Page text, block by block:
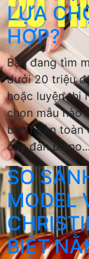
LỰA
HỢP?
Bạn đang tìm
dưới 20 triệu
hoặc luyện thi
chọn mẫu
bạn hoàn toàn
cây đàn
SO
MODEL
BIỆT